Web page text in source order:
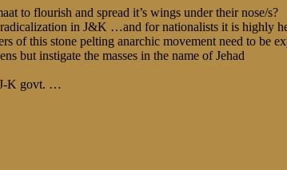
to flourish and spread it’s wings under their nose/s?
in J&K …and for nationalists it is highly
of this stone pelting anarchic movement need to be
but instigate the masses in the name of Jehad
J-K govt. …